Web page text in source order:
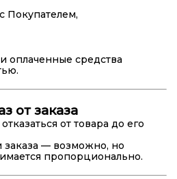
Покупателем,
оплаченные средства
от заказа
от товара до его
заказа — возможно, но
пропорционально.